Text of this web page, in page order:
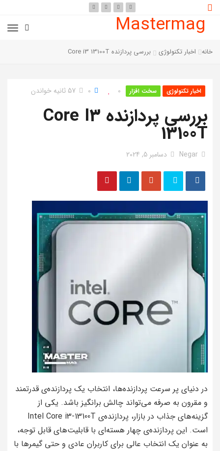
Mastermag
خانه اخبار تکنولوژی بررسی پردازنده Core i3 13100T
اخبار تکنولوژی سخت افزار 0
0 57 ثانیه خواندن
بررسی پردازنده Core I3
13100T
Negar دسامبر 5, 2024
در دنیای پر سرعت پردازنده‌ها، انتخاب یک پردازنده‌ی قدرتمند
و مقرون به صرفه می‌تواند چالش برانگیز باشد. یکی از
گزینه‌های جذاب در بازار، پردازنده‌ی Intel Core i3-13100T
است. این پردازنده‌ی چهار هسته‌ای با قابلیت‌های قابل توجه،
به عنوان یک انتخاب عالی برای کاربران عادی و حتی گیمرها با